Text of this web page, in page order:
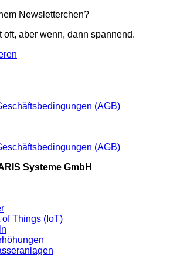
Newsletterchen?
oft, aber wenn, dann spannend.
(AGB)
(AGB)
Systeme GmbH
of Things (IoT)